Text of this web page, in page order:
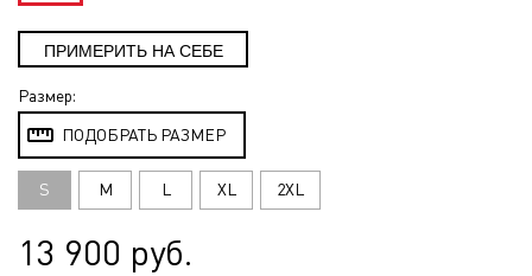
Размер:
ПОДОБРАТЬ РАЗМЕР
S M L XL 2XL
13 900 руб.